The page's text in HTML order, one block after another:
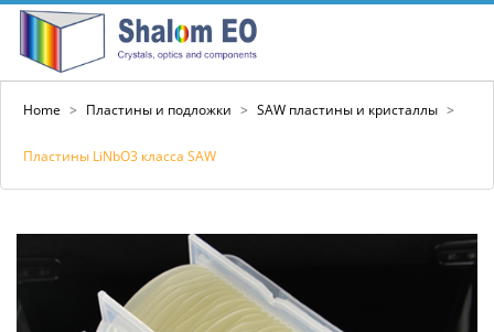
Home > Пластины и подложки > SAW пластины и кристаллы >
Пластины LiNbO3 класса SAW